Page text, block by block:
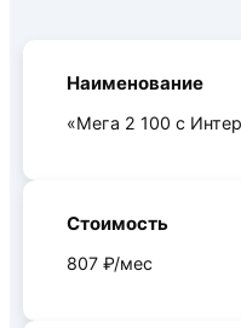
Наименование
«Мега 2 100 с
Стоимость
807 ₽/мес